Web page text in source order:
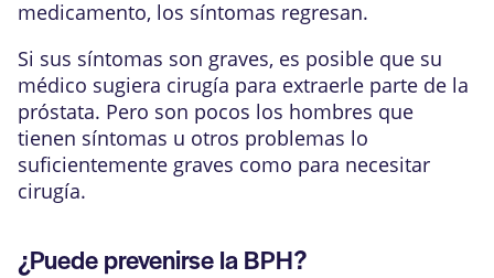
medicamento, los síntomas regresan.
Si sus síntomas son graves, es posible que su
médico sugiera cirugía para extraerle parte de la
próstata. Pero son pocos los hombres que
tienen síntomas u otros problemas lo
suficientemente graves como para necesitar
cirugía.
¿Puede prevenirse la BPH?